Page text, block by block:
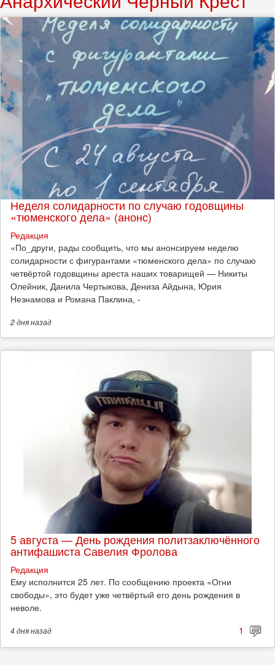
Неделя солидарности по случаю годовщины
«тюменского дела» (анонс)
Редакция
​«По_други, рады сообщить, что мы анонсируем неделю
солидарности с фигурантами «тюменского дела» по случаю
четвёртой годовщины ареста наших товарищей — Никиты
Олейник, Данила Чертыкова, Дениза Айдына, Юрия
Незнамова и Романа Паклина, -
2 дняназад
5 августа — День рождения политзаключённого
антифашиста Савелия Фролова
Редакция
Ему исполнится 25 лет. По сообщению проекта «Огни
свободы», это будет уже четвёртый его день рождения в
неволе.
4 дняназад 1